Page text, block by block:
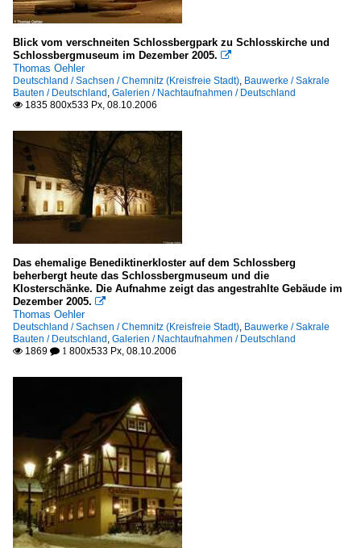
Blick vom verschneiten Schlossbergpark zu Schlosskirche und
Schlossbergmuseum im Dezember 2005. 
Thomas Oehler
Deutschland / Sachsen / Chemnitz (Kreisfreie Stadt), Bauwerke / Sakrale
Bauten / Deutschland , Galerien / Nachtaufnahmen / Deutschland
 1835 800x533 Px, 08.10.2006
Das ehemalige Benediktinerkloster auf dem Schlossberg
beherbergt heute das Schlossbergmuseum und die
Klosterschänke. Die Aufnahme zeigt das angestrahlte Gebäude im
Dezember 2005. 
Thomas Oehler
Deutschland / Sachsen / Chemnitz (Kreisfreie Stadt), Bauwerke / Sakrale
Bauten / Deutschland , Galerien / Nachtaufnahmen / Deutschland
 1869  1 800x533 Px, 08.10.2006